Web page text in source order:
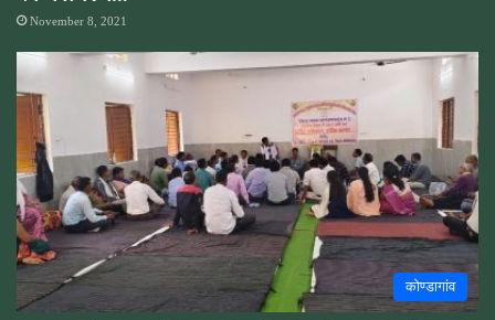
November 8, 2021
कोण्डागांव